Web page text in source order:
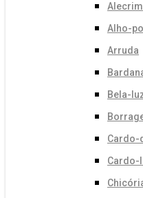
Alecrim
Alho-
Arruda
Bela-
Cardo-
Cardo-